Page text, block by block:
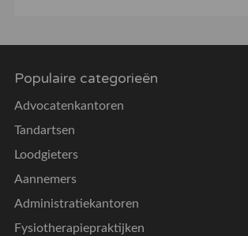
Populaire categorieën
Advocatenkantoren
Tandartsen
Loodgieters
Aannemers
Administratiekantoren
Fysiotherapiepraktijken